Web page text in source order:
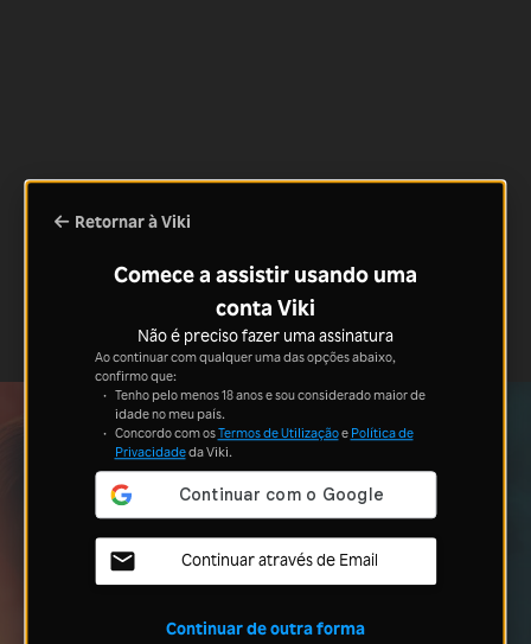
Retornar à Viki
Comece a assistir usando uma
conta Viki
Não é preciso fazer uma assinatura
Ao continuar com qualquer uma das opções abaixo,
confirmo que:
Tenho pelo menos 18 anos e sou considerado maior de
idade no meu país.
Concordo com osTermos de Utilizaçãoe Política de
Privacidadeda Viki.
Continuar através de Email
Continuar de outra forma